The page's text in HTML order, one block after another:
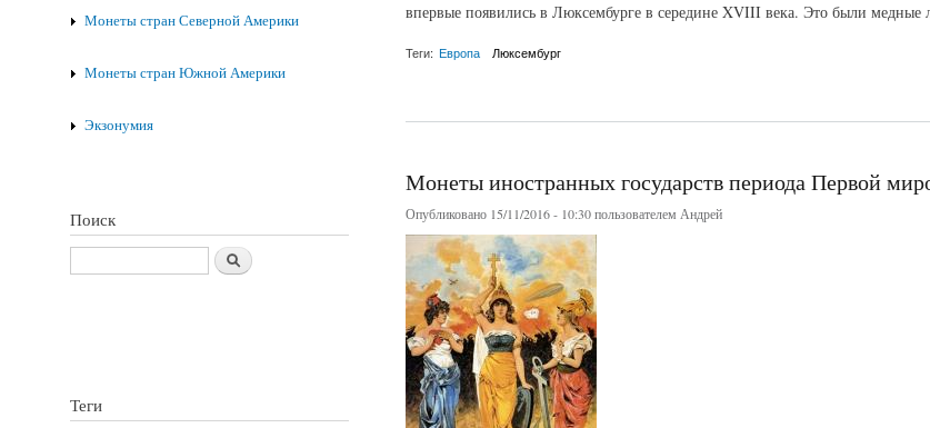
впервые появились в Люксембурге в середине XVIII века. Это были
Теги: Европа Люксембург
Монеты иностранных государств периода Первой
Опубликовано 15/11/2016 - 10:30 пользователем Андрей
Монеты стран Северной Америки
Монеты стран Южной Америки
Экзонумия
Поиск
Теги